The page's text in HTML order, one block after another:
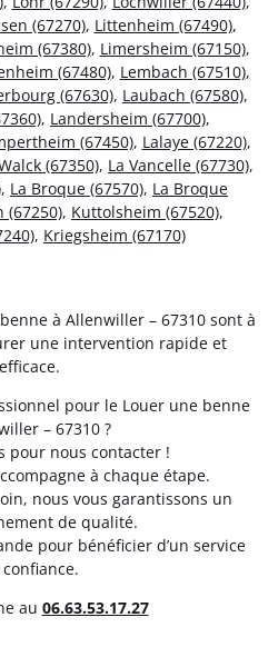
(67270), Littenheim (67490),
(67380), Limersheim (67150),
(67480), Lembach (67510),
(67630), Laubach (67580),
, Landersheim (67700),
(67450), Lalaye (67220),
(67350), La Vancelle (67730),
, La Broque (67570), La Broque
(67250), Kuttolsheim (67520),
, Kriegsheim (67170)
à Allenwiller – 67310 sont à
une intervention rapide et
efficace.
pour le Louer une benne
– 67310 ?
pour nous contacter !
à chaque étape.
nous vous garantissons un
de qualité.
pour bénéficier d’un service
au 06.63.53.17.27